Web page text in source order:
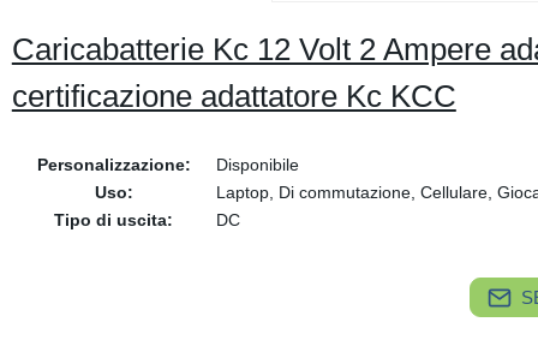
Caricabatterie Kc 12 Volt 2 Ampere
certificazione adattatore Kc KCC
Personalizzazione:
Disponibile
Uso:
Laptop, Di commutazione, Cellulare,
Tipo di uscita:
DC